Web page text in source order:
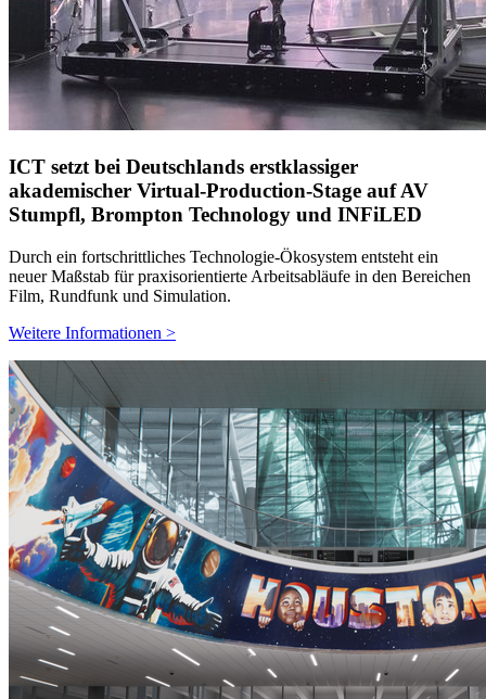
ICT setzt bei Deutschlands erstklassiger
akademischer Virtual-Production-Stage auf AV
Stumpfl, Brompton Technology und INFiLED
Durch ein fortschrittliches Technologie-Ökosystem entsteht ein
neuer Maßstab für praxisorientierte Arbeitsabläufe in den Bereichen
Film, Rundfunk und Simulation.
Weitere Informationen >